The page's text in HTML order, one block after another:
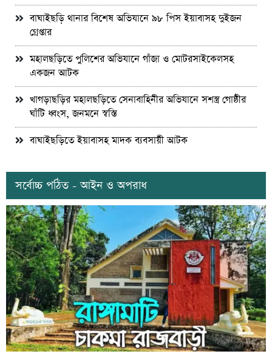
বাঘাইছড়ি থানার বিশেষ অভিযানে ৯৮ পিস ইয়াবাসহ দুইজন
গ্রেপ্তার
মহালছড়িতে পুলিশের অভিযানে গাঁজা ও মোটরসাইকেলসহ
একজন আটক
খাগড়াছড়ির মহালছড়িতে সেনাবাহিনীর অভিযানে সশস্ত্র গোষ্ঠীর
ঘাঁটি ধ্বংস, জনমনে স্বস্তি
বাঘাইছড়িতে ইয়াবাসহ মাদক ব্যবসায়ী আটক
সর্বোচ্চ পঠিত - আইন ও অপরাধ